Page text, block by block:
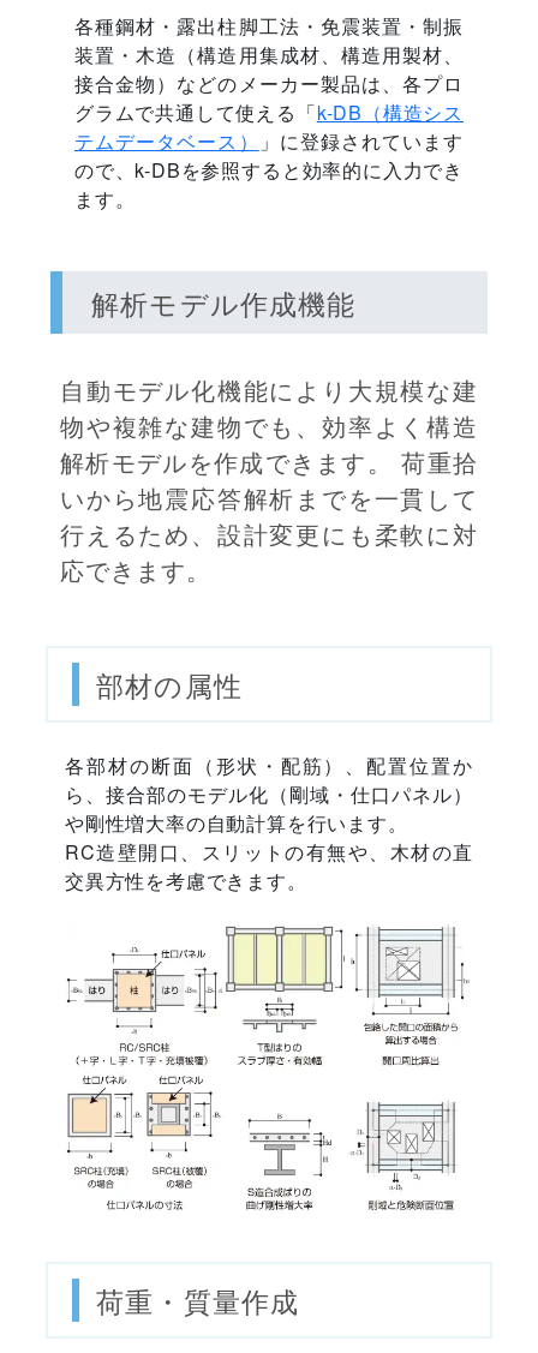
各種鋼材・露出柱脚工法・免震装置・制振
装置・木造（構造用集成材、構造用製材、
接合金物）などのメーカー製品は、各プロ
グラムで共通して使える「k-DB（構造シス
テムデータベース）
」に登録されています
ので、k-DBを参照すると効率的に入力でき
ます。
解析モデル作成機能
自動モデル化機能により大規模な建
物や複雑な建物でも、効率よく構造
解析モデルを作成できます。 荷重拾
いから地震応答解析までを一貫して
行えるため、設計変更にも柔軟に対
応できます。
部材の属性
各部材の断面（形状・配筋）、配置位置か
ら、接合部のモデル化（剛域・仕口パネル）
や剛性増大率の自動計算を行います。
RC造壁開口、スリットの有無や、木材の直
交異方性を考慮できます。
荷重・質量作成